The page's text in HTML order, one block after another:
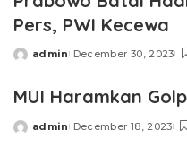
Pers, PWI Kecewa
Posted
admin December 30, 2023
MUI Haramkan
Posted
admin December 18, 2023